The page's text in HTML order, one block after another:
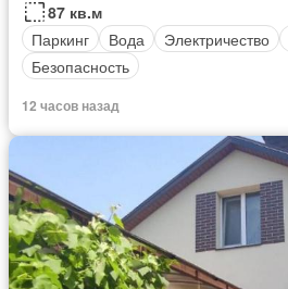
87 кв.м
Паркинг
Вода Электричество
Безопасность
12 часов назад